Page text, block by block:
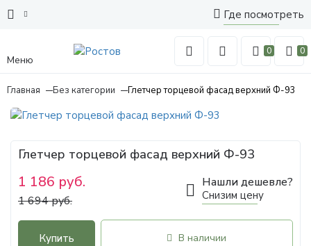
Где посмотреть
Меню
0 0
Главная Без категории Глетчер торцевой фасад верхний Ф-93
Глетчер торцевой фасад верхний Ф-93
1 186 руб.
1 694 руб.
Нашли дешевле?
Снизим цену
Купить В наличии